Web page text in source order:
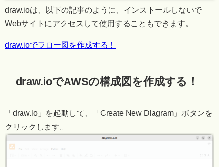
draw.ioは、以下の記事のように、インストールしないで
Webサイトにアクセスして使用することもできます。
draw.ioでフロー図を作成する！
draw.ioでAWSの構成図を作成する！
「draw.io」を起動して、「Create New Diagram」ボタンを
クリックします。